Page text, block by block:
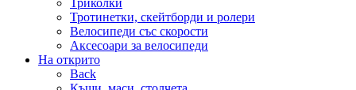
Триколки
Тротинетки, скейтборди и ролери
Велосипеди със скорости
Аксесоари за велосипеди
На открито
Back